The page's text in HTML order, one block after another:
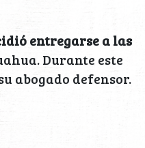
entregarse a las
Durante este
abogado defensor.